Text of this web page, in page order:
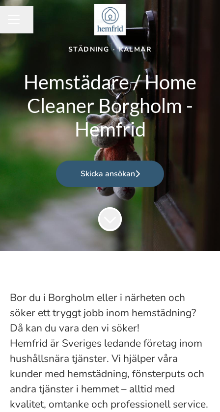
STÄDNING · KALMAR
Hemstädare / Home
Cleaner Borgholm -
Hemfrid
Skicka ansökan
Bor du i Borgholm eller i närheten och
söker ett tryggt jobb inom hemstädning?
Då kan du vara den vi söker!
Hemfrid är Sveriges ledande företag inom
hushållsnära tjänster. Vi hjälper våra
kunder med hemstädning, fönsterputs och
andra tjänster i hemmet – alltid med
kvalitet, omtanke och professionell service.